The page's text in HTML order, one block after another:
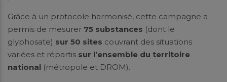
Grâce à un protocole harmonisé, cette campagne a
permis de mesurer 75 substances (dont le
glyphosate) sur 50 sites couvrant des situations
variées et répartis sur l’ensemble du territoire
national (métropole et DROM).